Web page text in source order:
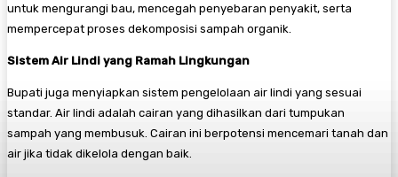
untuk mengurangi bau, mencegah penyebaran penyakit, serta
mempercepat proses dekomposisi sampah organik.
Sistem Air Lindi yang Ramah Lingkungan
Bupati juga menyiapkan sistem pengelolaan air lindi yang sesuai
standar. Air lindi adalah cairan yang dihasilkan dari tumpukan
sampah yang membusuk. Cairan ini berpotensi mencemari tanah dan
air jika tidak dikelola dengan baik.